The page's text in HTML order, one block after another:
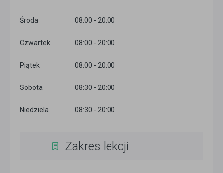
Środa 08:00 - 20:00
Czwartek 08:00 - 20:00
Piątek 08:00 - 20:00
Sobota 08:30 - 20:00
Niedziela 08:30 - 20:00
Zakres lekcji